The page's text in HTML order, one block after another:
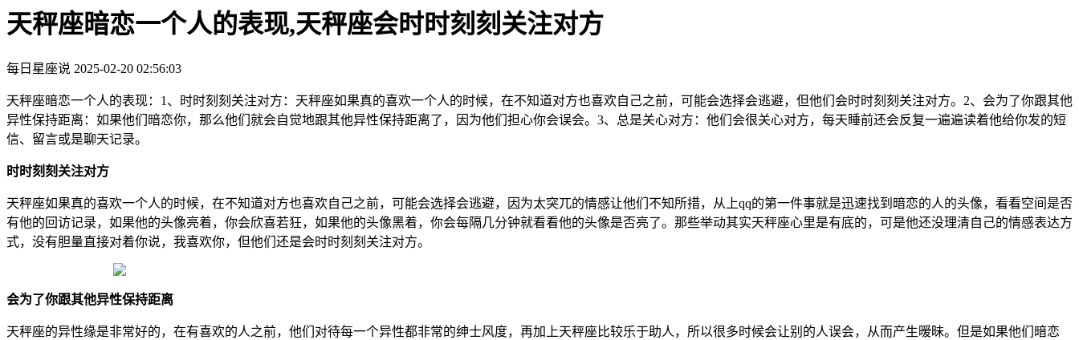
天秤座暗恋一个人的表现,天秤座会时时刻刻关注对方
每日星座说 2025-02-20 02:56:03
天秤座暗恋一个人的表现：1、时时刻刻关注对方：天秤座如果真的喜欢一个人的时候，在不知道对方也喜欢自己之前，可能会选择会逃避，但他们会时时刻刻关注对方。2、会为了你跟其他
异性保持距离：如果他们暗恋你，那么他们就会自觉地跟其他异性保持距离了，因为他们担心你会误会。3、总是关心对方：他们会很关心对方，每天睡前还会反复一遍遍读着他给你发的短
信、留言或是聊天记录。
时时刻刻关注对方
天秤座如果真的喜欢一个人的时候，在不知道对方也喜欢自己之前，可能会选择会逃避，因为太突兀的情感让他们不知所措，从上qq的第一件事就是迅速找到暗恋的人的头像，看看空间是否
有他的回访记录，如果他的头像亮着，你会欣喜若狂，如果他的头像黑着，你会每隔几分钟就看看他的头像是否亮了。那些举动其实天秤座心里是有底的，可是他还没理清自己的情感表达方
式，没有胆量直接对着你说，我喜欢你，但他们还是会时时刻刻关注对方。
会为了你跟其他异性保持距离
天秤座的异性缘是非常好的，在有喜欢的人之前，他们对待每一个异性都非常的绅士风度，再加上天秤座比较乐于助人，所以很多时候会让别的人误会，从而产生暧昧。但是如果他们暗恋